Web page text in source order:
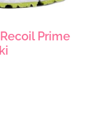
Prime